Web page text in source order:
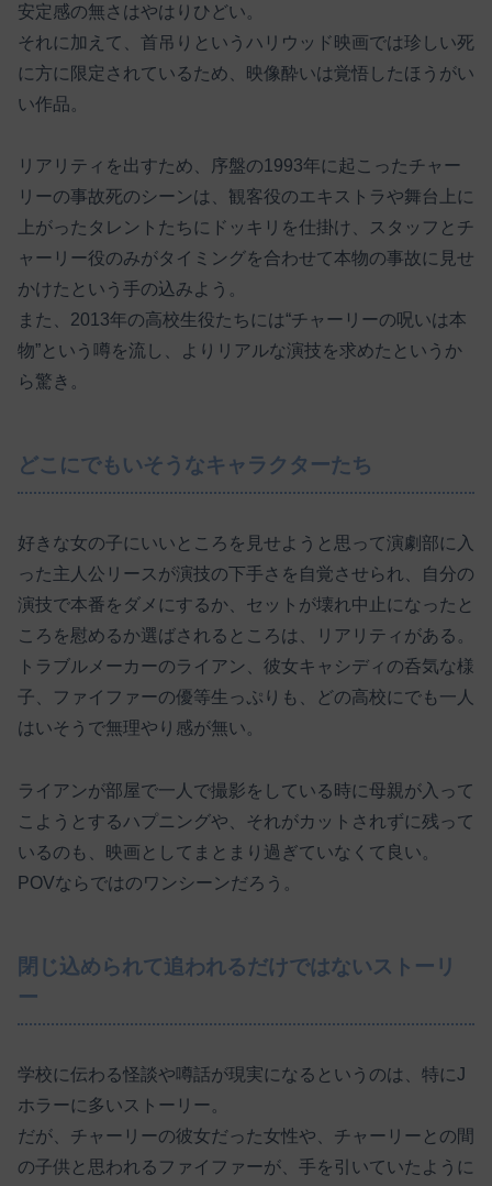
安定感の無さはやはりひどい。
それに加えて、首吊りというハリウッド映画では珍しい死
に方に限定されているため、映像酔いは覚悟したほうがい
い作品。
リアリティを出すため、序盤の1993年に起こったチャー
リーの事故死のシーンは、観客役のエキストラや舞台上に
上がったタレントたちにドッキリを仕掛け、スタッフとチ
ャーリー役のみがタイミングを合わせて本物の事故に見せ
かけたという手の込みよう。
また、2013年の高校生役たちには“チャーリーの呪いは本
物”という噂を流し、よりリアルな演技を求めたというか
ら驚き。
どこにでもいそうなキャラクターたち
好きな女の子にいいところを見せようと思って演劇部に入
った主人公リースが演技の下手さを自覚させられ、自分の
演技で本番をダメにするか、セットが壊れ中止になったと
ころを慰めるか選ばされるところは、リアリティがある。
トラブルメーカーのライアン、彼女キャシディの呑気な様
子、ファイファーの優等生っぷりも、どの高校にでも一人
はいそうで無理やり感が無い。
ライアンが部屋で一人で撮影をしている時に母親が入って
こようとするハプニングや、それがカットされずに残って
いるのも、映画としてまとまり過ぎていなくて良い。
POVならではのワンシーンだろう。
閉じ込められて追われるだけではないストーリ
ー
学校に伝わる怪談や噂話が現実になるというのは、特にJ
ホラーに多いストーリー。
だが、チャーリーの彼女だった女性や、チャーリーとの間
の子供と思われるファイファーが、手を引いていたように